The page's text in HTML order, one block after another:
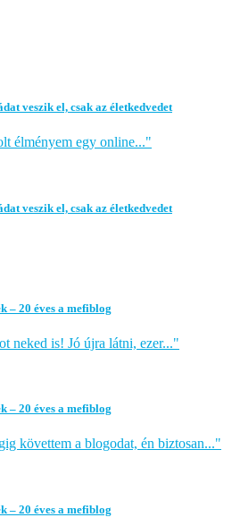
veszik el, csak az életkedvedet
élményem egy online..."
veszik el, csak az életkedvedet
– 20 éves a mefiblog
neked is! Jó újra látni, ezer..."
– 20 éves a mefiblog
követtem a blogodat, én biztosan..."
– 20 éves a mefiblog